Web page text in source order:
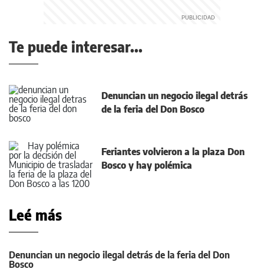
Te puede interesar...
Denuncian un negocio ilegal detrás
de la feria del Don Bosco
Feriantes volvieron a la plaza Don
Bosco y hay polémica
Leé más
Denuncian un negocio ilegal detrás de la feria del Don
Bosco